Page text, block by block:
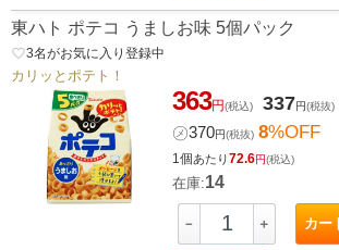
東ハト ポテコ うましお味 5個パック
favorite_border3名がお気に入り登録中
カリッとポテト！
363円(税込) 337円(税抜)
㋱370円(税抜) 8%OFF
1個あたり72.6円(税込)
在庫:14
－ ＋ カー